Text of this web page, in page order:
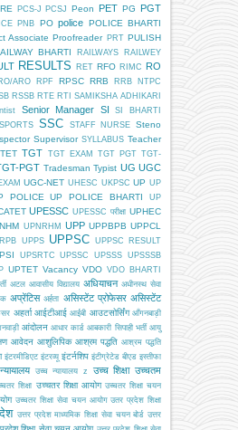
PCS-J PCSJ Peon PET PG PGT
PNB PO police POLICE BHARTI
Associate Proofreader PRT PULISH
BHARTI RAILWAYS
RAILWEY
RESULTS RET RFO RIMC RO
ARO RPF RPSC RRB
RRB NTPC
RSSB RTE RTI SAMIKSHA ADHIKARI
Senior Manager SI SI BHARTI
SPORTS SSC STAFF NURSE
Steno
Supervisor SYLLABUS Teacher
TET TGT TGT EXAM TGT PGT TGT-
PGT Tradesman Typist UG UGC
UGC-NET UHESC UKPSC UP UP
POLICE UP POLICE BHARTI
UP
UPESSC UPESSC परीक्षा UPHEC
UPNRHM UPP UPPBPB UPPCL
UPPS UPPSC UPPSC RESULT
UPSRTC UPSSC UPSSS UPSSSB
UPTET Vacancy VDO VDO BHARTI
अटल आवासीय विद्यालय अधियाचन अधीनस्थ सेवा
अप्रेंटिस अर्हता असिस्टेंट प्रोफेसर असिस्टेंट
अहर्ता आईटीआई आईबी आउटसोर्सिंग आँगनबाड़ी
आंदोलन आधार कार्ड आबकारी सिपाही भर्ती आयु
आवेदन आशुलिपिक आश्रम पद्धति आश्रम पद्धति
इंटरमीडिएट इंटरव्यू इंटर्नशिप इंटीग्रेटेड बीएड इस्तीफा
उच्च न्यायालय z उच्च शिक्षा उच्चतम
शिक्षा उच्चतर शिक्षा आयोग उच्चतर शिक्षा चयन
उच्चतर शिक्षा सेवा चयन आयोग उतर प्रदेश शिक्षा
उत्तर प्रदेश माध्यमिक शिक्षा सेवा चयन बोर्ड उत्तर